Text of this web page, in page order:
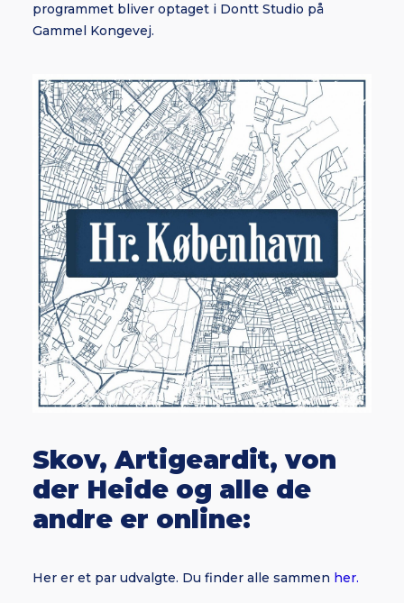
programmet bliver optaget i Dontt Studio på
Gammel Kongevej.
Skov, Artigeardit, von
der Heide og alle de
andre er online:
Her er et par udvalgte. Du finder alle sammen her.